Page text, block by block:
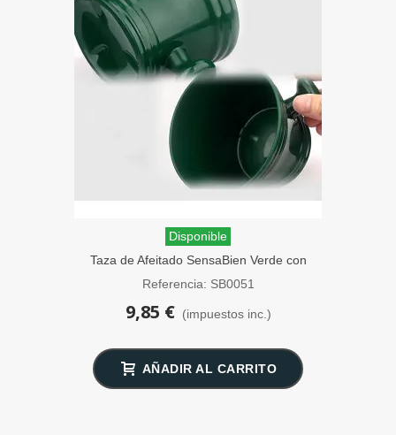
Disponible
Taza de Afeitado SensaBien Verde con
Asa
Referencia: SB0051
9,85 € (impuestos inc.)
AÑADIR AL CARRITO